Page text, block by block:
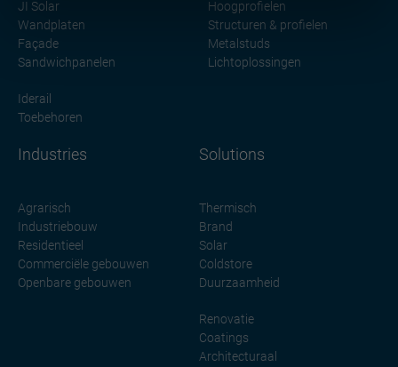
JI Solar
Wandplaten
Façade
Sandwichpanelen
Hoogprofielen
Structuren & profielen
Metalstuds
Lichtoplossingen
Iderail
Toebehoren
Industries
Agrarisch
Industriebouw
Residentieel
Commerciële gebouwen
Openbare gebouwen
Solutions
Thermisch
Brand
Solar
Coldstore
Duurzaamheid
Renovatie
Coatings
Architecturaal